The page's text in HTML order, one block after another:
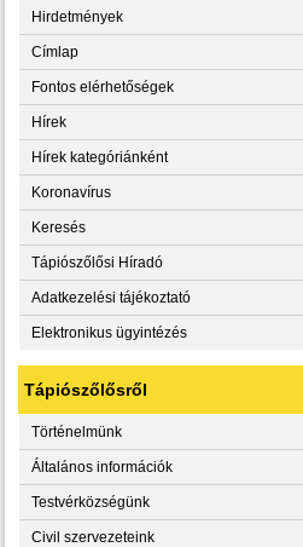
Hirdetmények
Címlap
Fontos elérhetőségek
Hírek
Hírek kategóriánként
Koronavírus
Keresés
Tápiószőlősi Híradó
Adatkezelési tájékoztató
Elektronikus ügyintézés
Tápiószőlősről
Történelmünk
Általános információk
Testvérközségünk
Civil szervezeteink